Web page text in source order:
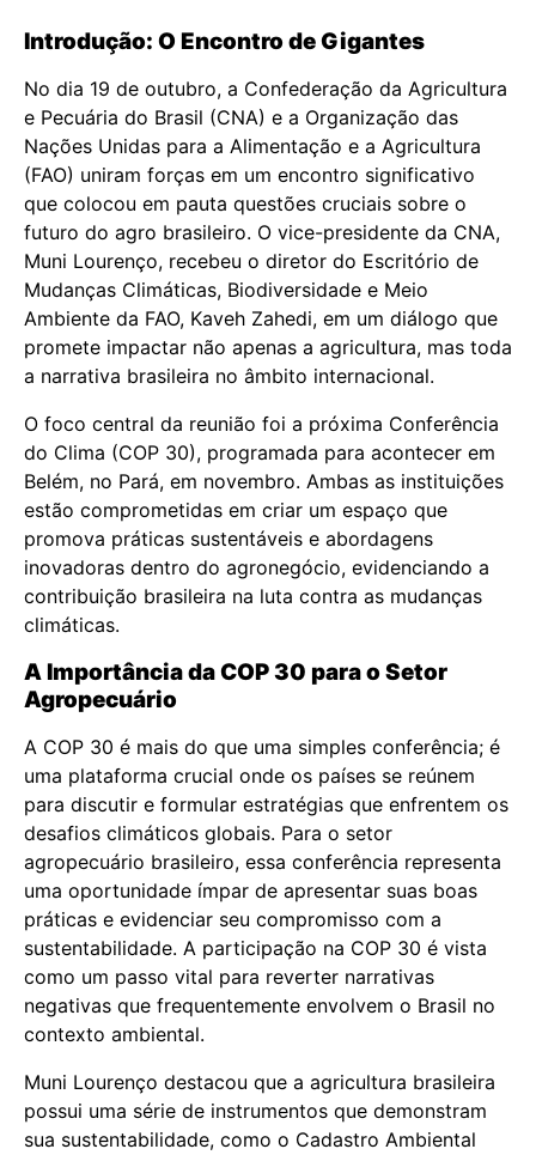
Introdução: O Encontro de Gigantes
No dia 19 de outubro, a Confederação da Agricultura
e Pecuária do Brasil (CNA) e a Organização das
Nações Unidas para a Alimentação e a Agricultura
(FAO) uniram forças em um encontro significativo
que colocou em pauta questões cruciais sobre o
futuro do agro brasileiro. O vice-presidente da CNA,
Muni Lourenço, recebeu o diretor do Escritório de
Mudanças Climáticas, Biodiversidade e Meio
Ambiente da FAO, Kaveh Zahedi, em um diálogo que
promete impactar não apenas a agricultura, mas toda
a narrativa brasileira no âmbito internacional.
O foco central da reunião foi a próxima Conferência
do Clima (COP 30), programada para acontecer em
Belém, no Pará, em novembro. Ambas as instituições
estão comprometidas em criar um espaço que
promova práticas sustentáveis e abordagens
inovadoras dentro do agronegócio, evidenciando a
contribuição brasileira na luta contra as mudanças
climáticas.
A Importância da COP 30 para o Setor
Agropecuário
A COP 30 é mais do que uma simples conferência; é
uma plataforma crucial onde os países se reúnem
para discutir e formular estratégias que enfrentem os
desafios climáticos globais. Para o setor
agropecuário brasileiro, essa conferência representa
uma oportunidade ímpar de apresentar suas boas
práticas e evidenciar seu compromisso com a
sustentabilidade. A participação na COP 30 é vista
como um passo vital para reverter narrativas
negativas que frequentemente envolvem o Brasil no
contexto ambiental.
Muni Lourenço destacou que a agricultura brasileira
possui uma série de instrumentos que demonstram
sua sustentabilidade, como o Cadastro Ambiental